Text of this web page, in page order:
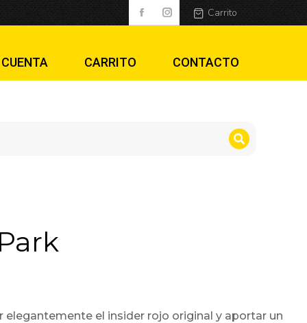
Carrito
CARRITO CONTACTO
el insider rojo original y aportar un